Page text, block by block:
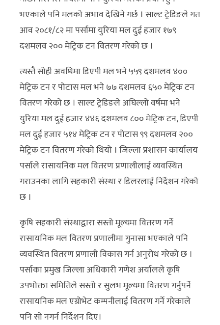
भएकाले पनि मलको अभाव देखिने गर्छ । साल्ट ट्रेडिङले गत
आव २०८१/८२ मा पर्सामा युरिया मल दुई हजार १७९
दशमलव २०० मेट्रिक टन वितरण गरेको छ ।
त्यस्तै सोही अवधिमा डिएपी मल भने ५५९ दशमलव ४००
मेट्रिक टन र पोटास मल भने ७७ दशमलव ६५० मेट्रिक टन
वितरण गरेको छ । साल्ट ट्रेडिङले अघिल्लो वर्षमा भने
युरिया मल दुई हजार ४४६ दशमलव ८०० मेट्रिक टन, डिएपी
मल दुई हजार ५१४ मेट्रिक टन र पोटास ९९ दशमलव २००
मेट्रिक टन वितरण गरेको थियो । जिल्ला प्रशासन कार्यालय
पर्साले रासायनिक मल वितरण प्रणालीलाई व्यवस्थित
गराउनका लागि सहकारी संस्था र डिलरलाई निर्देशन गरेको
छ ।
कृषि सहकारी संस्थाद्वारा सस्तो मूल्यमा वितरण गर्ने
रासायनिक मल वितरण प्रणालीमा गुनासा भएकाले पनि
व्यवस्थित वितरण प्रणाली विकास गर्न अनुरोध गरेको छ ।
पर्साका प्रमुख जिल्ला अधिकारी गणेश अर्यालले कृषि
उपभोक्ता समितिले सस्तो र सुलभ मूल्यमा वितरण गर्नुपर्ने
रासायनिक मल एग्रोभेट कम्पनीलाई वितरण गर्ने गरेकाले
पनि सो नगर्न निर्देशन दिए।